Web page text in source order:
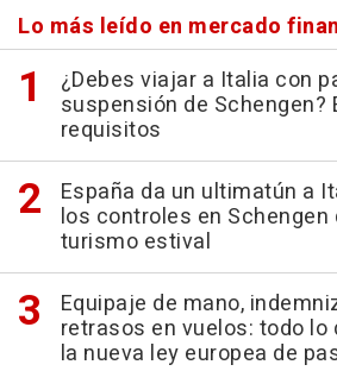
Lo más leído en mercado
¿Debes viajar a Italia con
suspensión de Schengen?
requisitos
España da un ultimatún a
los controles en Schengen
turismo estival
Equipaje de mano,
retrasos en vuelos: todo lo
la nueva ley europea de